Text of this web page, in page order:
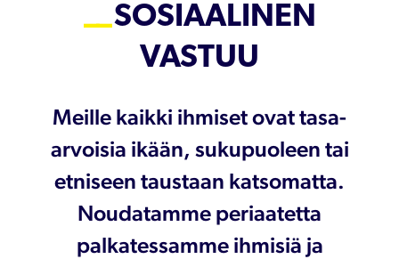
SOSIAALINEN
VASTUU
Meille kaikki ihmiset ovat tasa-
arvoisia ikään, sukupuoleen tai
etniseen taustaan katsomatta.
Noudatamme periaatetta
palkatessamme ihmisiä ja